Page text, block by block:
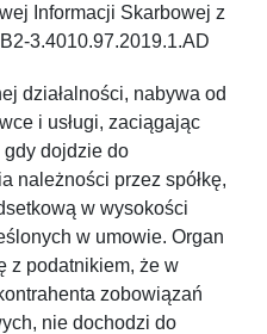
Informacji Skarbowej z
3.4010.97.2019.1.AD
działalności, nabywa od
i usługi, zaciągając
dojdzie do
należności przez spółkę,
w wysokości
w umowie. Organ
z podatnikiem, że w
zobowiązań
nie dochodzi do